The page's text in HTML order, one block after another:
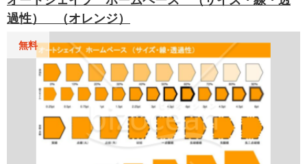
リティの高い資料を作成できるので、ビジネスシーンやプ
レゼンテーションに最適です。無料でダウンロード可能な
このテンプレートを活用し、効果的な資料制作を実現しま
しょう。
過性） （オレンジ）
無料